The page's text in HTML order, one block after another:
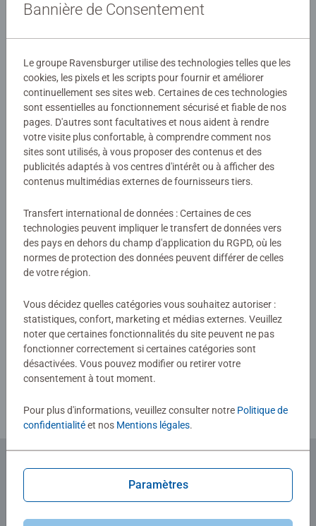
Détails
EAN:
4050368107886
Avertissements et informations du fabricant
Produits similaires
Aucune évaluation n'a encore été
soumise
0/0
Rédiger une évaluation
Consignes d'évaluation
Abonnez-vous à notre newsletter
et recevez un bon d'achat de 5€.
Bannière de Consentement
Le groupe Ravensburger utilise des technologies telles que les
cookies, les pixels et les scripts pour fournir et améliorer
continuellement ses sites web. Certaines de ces technologies
sont essentielles au fonctionnement sécurisé et fiable de nos
pages. D'autres sont facultatives et nous aident à rendre
votre visite plus confortable, à comprendre comment nos
sites sont utilisés, à vous proposer des contenus et des
publicités adaptés à vos centres d'intérêt ou à afficher des
contenus multimédias externes de fournisseurs tiers.
Transfert international de données : Certaines de ces
technologies peuvent impliquer le transfert de données vers
des pays en dehors du champ d'application du RGPD, où les
normes de protection des données peuvent différer de celles
de votre région.
Vous décidez quelles catégories vous souhaitez autoriser :
statistiques, confort, marketing et médias externes. Veuillez
noter que certaines fonctionnalités du site peuvent ne pas
fonctionner correctement si certaines catégories sont
désactivées. Vous pouvez modifier ou retirer votre
consentement à tout moment.
Pour plus d'informations, veuillez consulter notre Politique de
confidentialitéet nos Mentions légales.
Paramètres